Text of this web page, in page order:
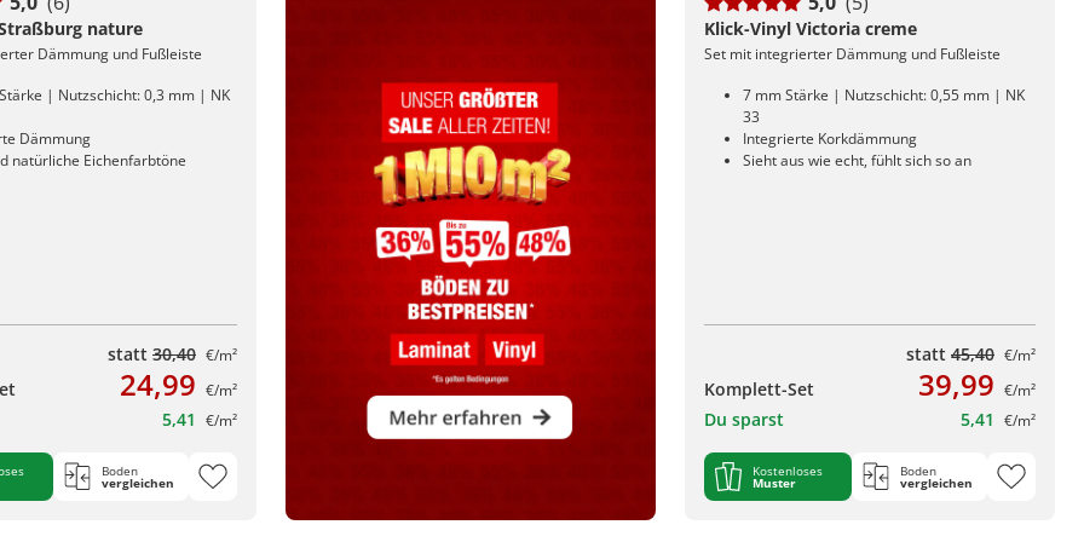
nature
Dämmung und Fußleiste
| Nutzschicht: 0,3 mm | NK
Dämmung
natürliche Eichenfarbtöne
statt 30,40 €/m²
24,99 €/m²
5,41 €/m²
Boden
vergleichen
Klick-Vinyl Victoria creme
Set mit integrierter Dämmung und Fußleiste
7 mm Stärke | Nutzschicht: 0,55 mm | NK
33
Integrierte Korkdämmung
Sieht aus wie echt, fühlt sich so an
statt 45,40 €/m²
Komplett-Set 39,99 €/m²
Du sparst 5,41 €/m²
Kostenloses
Muster
Boden
vergleichen